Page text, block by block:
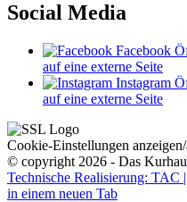
Social Media
Facebook
auf eine externe Seite
Instagram
auf eine externe Seite
Cookie-Einstellungen
© copyright 2026 - Das
Technische Realisierung: TAC
in einem neuen Tab